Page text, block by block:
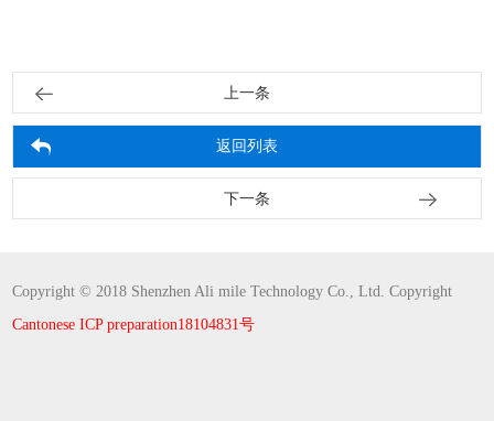
上一条
返回列表
下一条
Copyright © 2018 Shenzhen Ali mile Technology Co., Ltd. Copyright
Cantonese ICP preparation18104831号